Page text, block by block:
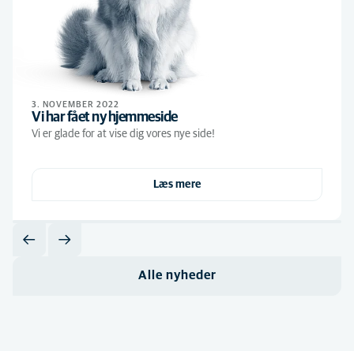
3. NOVEMBER 2022
Vi har fået ny hjemmeside
Vi er glade for at vise dig vores nye side!
Læs mere
Alle nyheder